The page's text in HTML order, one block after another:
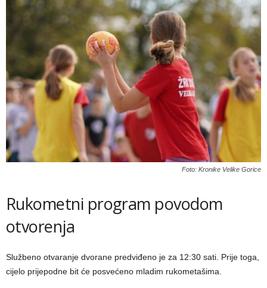
Foto: Kronike Velike Gorice
Rukometni program povodom
otvorenja
Službeno otvaranje dvorane predviđeno je za 12:30 sati. Prije toga,
cijelo prijepodne bit će posvećeno mladim rukometašima.